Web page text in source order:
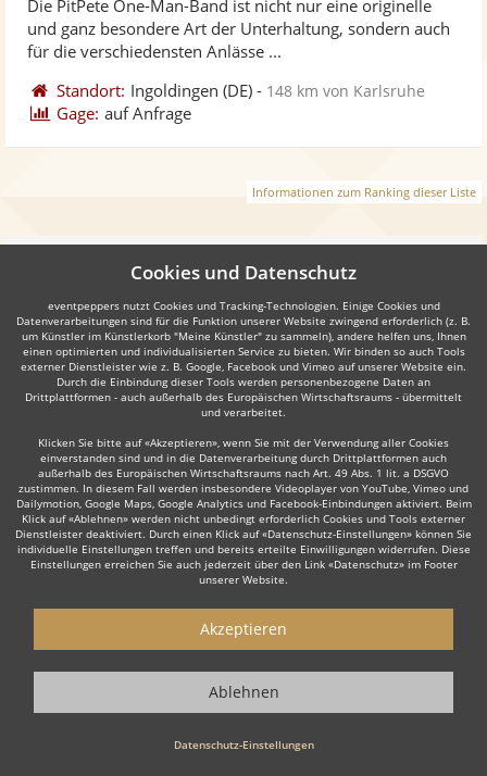
Fotos
5
Die PitPete One-Man-Band ist nicht nur eine originelle
und ganz besondere Art der Unterhaltung, sondern auch
für die verschiedensten Anlässe ...
Standort: Ingoldingen (DE) - 148 km von Karlsruhe
Gage: auf Anfrage
Informationen zum Ranking dieser Liste
Weiter
Auch interessant:
Lateinamerikanische Musik Spanisch Bauchredner
Sie interessanten Ensembles - also z. B. bestimmte Alleinunterhalter.
Diesen Button finden Sie auf den jeweiligen Künstler-Profil-Seiten der
Cookies und Datenschutz
eventpeppers nutzt Cookies und Tracking-Technologien. Einige Cookies und
Datenverarbeitungen sind für die Funktion unserer Website zwingend erforderlich (z. B.
um Künstler im Künstlerkorb "Meine Künstler" zu sammeln), andere helfen uns, Ihnen
einen optimierten und individualisierten Service zu bieten. Wir binden so auch Tools
externer Dienstleister wie z. B. Google, Facebook und Vimeo auf unserer Website ein.
Durch die Einbindung dieser Tools werden personenbezogene Daten an
Drittplattformen - auch außerhalb des Europäischen Wirtschaftsraums - übermittelt
und verarbeitet.
Klicken Sie bitte auf «Akzeptieren», wenn Sie mit der Verwendung aller Cookies
einverstanden sind und in die Datenverarbeitung durch Drittplattformen auch
außerhalb des Europäischen Wirtschaftsraums nach Art. 49 Abs. 1 lit. a DSGVO
zustimmen. In diesem Fall werden insbesondere Videoplayer von YouTube, Vimeo und
Dailymotion, Google Maps, Google Analytics und Facebook-Einbindungen aktiviert. Beim
Klick auf «Ablehnen» werden nicht unbedingt erforderlich Cookies und Tools externer
Dienstleister deaktiviert. Durch einen Klick auf «Datenschutz-Einstellungen» können Sie
individuelle Einstellungen treffen und bereits erteilte Einwilligungen widerrufen. Diese
Einstellungen erreichen Sie auch jederzeit über den Link «Datenschutz» im Footer
unserer Website.
Datenschutz-Einstellungen
Akzeptieren
Ablehnen